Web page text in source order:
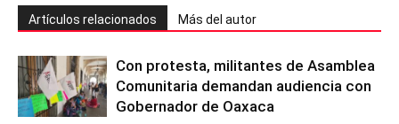
Artículos relacionados Más del autor
Con protesta, militantes de Asamblea
Comunitaria demandan audiencia con
Gobernador de Oaxaca